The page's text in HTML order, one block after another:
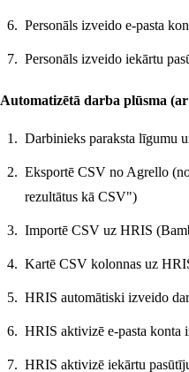
Personāls izveido e-pasta
Personāls izveido iekārtu
Automatizētā darba plūsma
Darbinieks paraksta līgumu
Eksportē CSV no Agrello
rezultātus kā CSV")
Importē CSV uz HRIS
Kartē CSV kolonnas uz
HRIS automātiski izveido
HRIS aktivizē e-pasta konta
HRIS aktivizē iekārtu